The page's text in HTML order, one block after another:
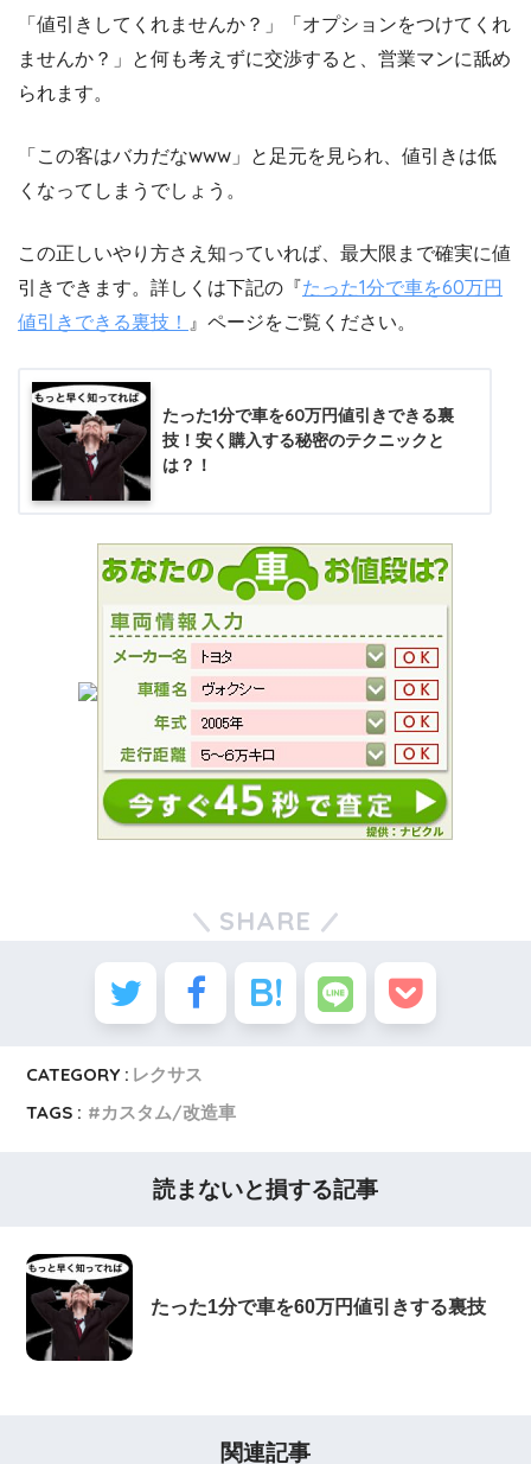
「値引きしてくれませんか？」「オプションをつけてくれ
ませんか？」と何も考えずに交渉すると、営業マンに舐め
られます。
「この客はバカだなwww」と足元を見られ、値引きは低
くなってしまうでしょう。
この正しいやり方さえ知っていれば、最大限まで確実に値
引きできます。詳しくは下記の『たった1分で車を60万円
値引きできる裏技！ 』ページをご覧ください。
たった1分で車を60万円値引きできる裏
技！安く購入する秘密のテクニックと
は？！
SHARE
CATEGORY : レクサス
TAGS :
カスタム/改造車
読まないと損する記事
たった1分で車を60万円値引きする裏技
関連記事